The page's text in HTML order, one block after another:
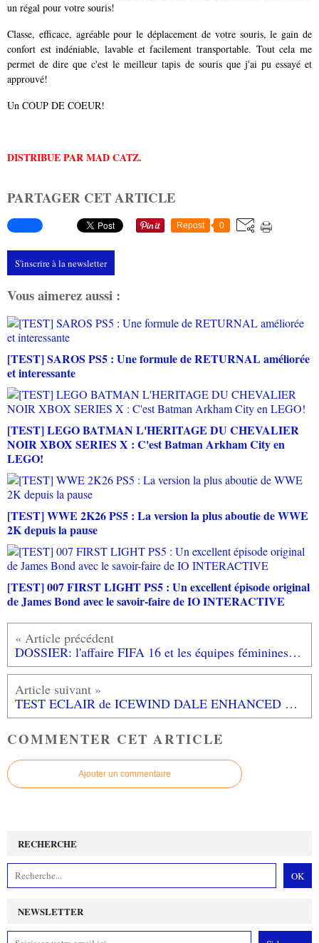
un régal pour votre souris!
Classe, efficace, agréable pour le déplacement de votre souris, le gain de
confort est indéniable, lavable et facilement transportable. Tout cela me
permet de dire que c'est le meilleur tapis de souris que j'ai pu essayé et
approuvé!
Un COUP DE COEUR!
DISTRIBUE PAR MAD CATZ.
PARTAGER CET ARTICLE
Repost 0
S'inscrire à la newsletter
Vous aimerez aussi :
[TEST] SAROS PS5 : Une formule de RETURNAL améliorée
et interessante
[TEST] LEGO BATMAN L'HERITAGE DU CHEVALIER
NOIR XBOX SERIES X : C'est Batman Arkham City en
LEGO!
[TEST] WWE 2K26 PS5 : La version la plus aboutie de WWE
2K depuis la pause
[TEST] 007 FIRST LIGHT PS5 : Un excellent épisode original
de James Bond avec le savoir-faire de IO INTERACTIVE
DOSSIER: l'affaire FIFA 16 et les équipes féminines révéle t'elle un sexisme encore très (trop?) présent dans le monde du jeu vidéo?...
TEST ECLAIR de ICEWIND DALE ENHANCED EDITION (sur PC): une ressortie timide...
COMMENTER CET ARTICLE
Ajouter un commentaire
NEWSLETTER
RECHERCHE